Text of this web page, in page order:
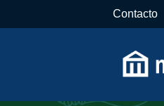
Contacto